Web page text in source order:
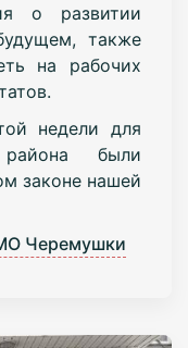
о развитии
также
на рабочих
недели для
были
законе нашей
Черемушки